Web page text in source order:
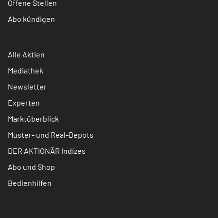
Offene Stellen
Abo kündigen
Alle Aktien
Mediathek
Newsletter
Experten
Marktüberblick
Muster- und Real-Depots
DER AKTIONÄR Indizes
Abo und Shop
Bedienhilfen